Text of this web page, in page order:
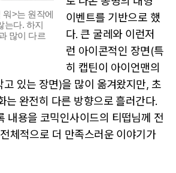
>는 원작에
는다. 하지
많이 다르
이벤트를 기반으로 했
다. 큰 굴레와 이런저
런 아이콘적인 장면(특
히 캡틴이 아이언맨의
고 있는 장면)을 많이 옮겨왔지만, 초
는 완전히 다른 방향으로 흘러간다.
내용을 코믹인사이드의 티떱님께 전
체적으로 더 만족스러운 이야기가